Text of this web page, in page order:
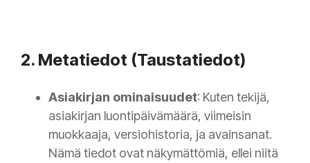
2. Metatiedot (Taustatiedot)
Asiakirjan ominaisuudet: Kuten tekijä,
asiakirjan luontipäivämäärä, viimeisin
muokkaaja, versiohistoria, ja avainsanat.
Nämä tiedot ovat näkymättömiä, ellei niitä